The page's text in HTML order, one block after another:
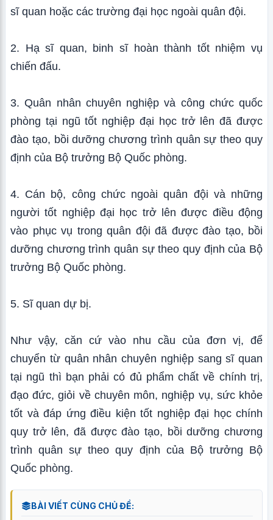
sĩ quan hoặc các trường đại học ngoài quân đội.
2. Hạ sĩ quan, binh sĩ hoàn thành tốt nhiệm vụ
chiến đấu.
3. Quân nhân chuyên nghiệp và công chức quốc
phòng tại ngũ tốt nghiệp đại học trở lên đã được
đào tạo, bồi dưỡng chương trình quân sự theo quy
định của Bộ trưởng Bộ Quốc phòng.
4. Cán bộ, công chức ngoài quân đội và những
người tốt nghiệp đại học trở lên được điều động
vào phục vụ trong quân đội đã được đào tạo, bồi
dưỡng chương trình quân sự theo quy định của Bộ
trưởng Bộ Quốc phòng.
5. Sĩ quan dự bị.
Như vậy, căn cứ vào nhu cầu của đơn vị, để
chuyển từ quân nhân chuyên nghiệp sang sĩ quan
tại ngũ thì bạn phải có đủ phẩm chất về chính trị,
đạo đức, giỏi về chuyên môn, nghiệp vụ, sức khỏe
tốt và đáp ứng điều kiện tốt nghiệp đại học chính
quy trở lên, đã được đào tạo, bồi dưỡng chương
trình quân sự theo quy định của Bộ trưởng Bộ
Quốc phòng.
BÀI VIẾT CÙNG CHỦ ĐỀ: